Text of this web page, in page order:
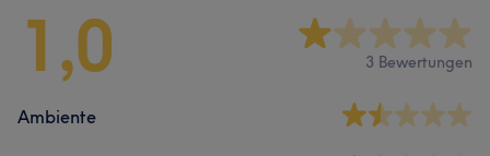
1,0 3 Bewertungen
Ambiente